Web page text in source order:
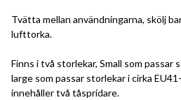
Tvätta mellan användningarna, skölj
lufttorka.
Finns i två storlekar, Small som passar
large som passar storlekar i cirka
innehåller två tåspridare.